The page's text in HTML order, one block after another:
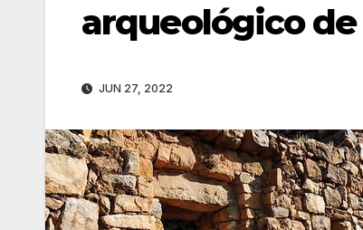
arqueológico
JUN 27, 2022